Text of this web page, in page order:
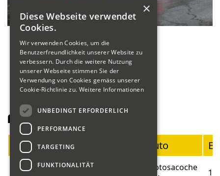
Fahrerliste Motorräder
Startnummer
Auto
01
Blumer
Motosacoche
×
Diese Webseite verwendet
Cookies.
Wir verwenden Cookies, um die
Benutzerfreundlichkeit unserer Website zu
verbessern. Durch die weitere Nutzung
unserer Webseite stimmen Sie der
Verwendung von Cookies gemäss unserer
Cookie-Richtlinie zu. Weitere Informationen
UNBEDINGT ERFORDERLICH
PERFORMANCE
TARGETING
FUNKTIONALITÄT